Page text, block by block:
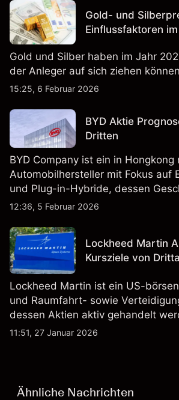
Gold- und
Einflussfaktoren
Gold und Silber haben im Jahr
der Anleger auf sich ziehen
15:25, 6 Februar 2026
BYD Aktie
Dritten
BYD Company ist ein in Hongkong
Automobilhersteller mit Fokus auf
und Plug-in-Hybride, dessen
Fahrzeugproduktion, Batterien und
Märkten umfasst.
12:36, 5 Februar 2026
Lockheed Martin
Kursziele von
Lockheed Martin ist ein US-
und Raumfahrt- sowie
dessen Aktien aktiv gehandelt
werden von
11:51, 27 Januar 2026
Ähnliche Nachrichten